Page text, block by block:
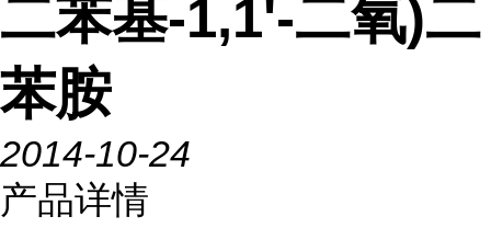
二苯基-1,1'-二氧)二
苯胺
2014-10-24
产品详情